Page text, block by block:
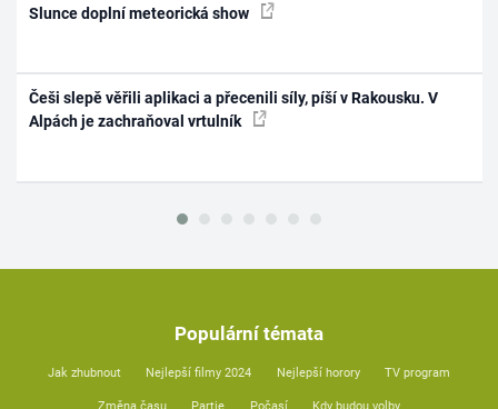
Slunce doplní meteorická show
Češi slepě věřili aplikaci a přecenili síly, píší v Rakousku. V
Alpách je zachraňoval vrtulník
Populární témata
Jak zhubnout Nejlepší filmy 2024 Nejlepší horory TV program